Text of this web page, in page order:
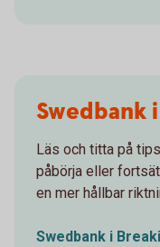
Swedbank
Läs och titta på
påbörja eller
en mer hållbar
Swedbank i